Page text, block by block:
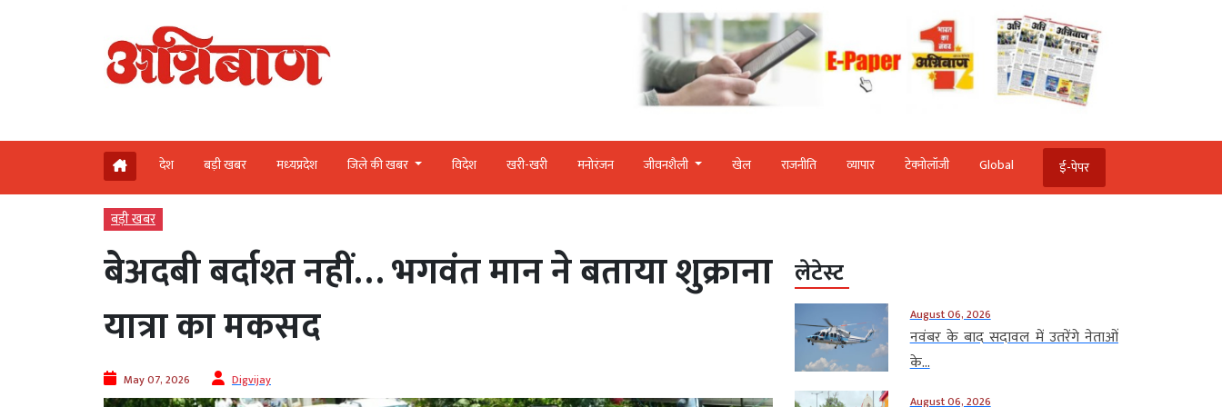
देश बड़ी खबर मध्‍यप्रदेश जिले की खबर विदेश खरी-खरी मनोरंजन जीवनशैली खेल राजनीति व्‍यापार टेक्‍नोलॉजी Global ई-पेपर
बड़ी खबर
बेअदबी बर्दाश्त नहीं… भगवंत मान ने बताया शुक्राना
यात्रा का मकसद
May 07, 2026 Digvijay
लेटेस्ट
August 06, 2026
नवंबर के बाद सदावल में उतरेंगे नेताओं
के...
August 06, 2026